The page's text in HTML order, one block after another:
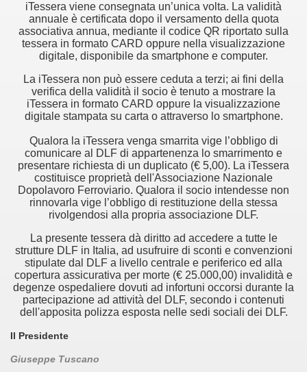
iTessera viene consegnata un’unica volta. La validità
annuale è certificata dopo il versamento della quota
associativa annua, mediante il codice QR riportato sulla
tessera in formato CARD oppure nella visualizzazione
digitale, disponibile da smartphone e computer.
La iTessera non può essere ceduta a terzi; ai fini della
verifica della validità il socio è tenuto a mostrare la
iTessera in formato CARD oppure la visualizzazione
digitale stampata su carta o attraverso lo smartphone.
Qualora la iTessera venga smarrita vige l’obbligo di
comunicare al DLF di appartenenza lo smarrimento e
presentare richiesta di un duplicato (€ 5,00). La iTessera
costituisce proprietà dell'Associazione Nazionale
Dopolavoro Ferroviario. Qualora il socio intendesse non
rinnovarla vige l’obbligo di restituzione della stessa
rivolgendosi alla propria associazione DLF.
La presente tessera dà diritto ad accedere a tutte le
strutture DLF in Italia, ad usufruire di sconti e convenzioni
stipulate dal DLF a livello centrale e periferico ed alla
copertura assicurativa per morte (€ 25.000,00) invalidità e
degenze ospedaliere dovuti ad infortuni occorsi durante la
partecipazione ad attività del DLF, secondo i contenuti
dell'apposita polizza esposta nelle sedi sociali dei DLF.
Il Presidente
Giuseppe Tuscano